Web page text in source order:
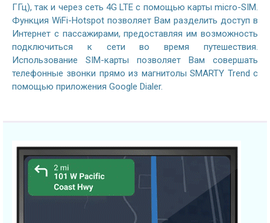
ГГц), так и через сеть 4G LTE с помощью карты micro-SIM.
Функция WiFi-Hotspot позволяет Вам разделить доступ в
Интернет с пассажирами, предоставляя им возможность
подключиться к сети во время путешествия.
Использование SIM-карты позволяет Вам совершать
телефонные звонки прямо из магнитолы SMARTY Trend с
помощью приложения Google Dialer.